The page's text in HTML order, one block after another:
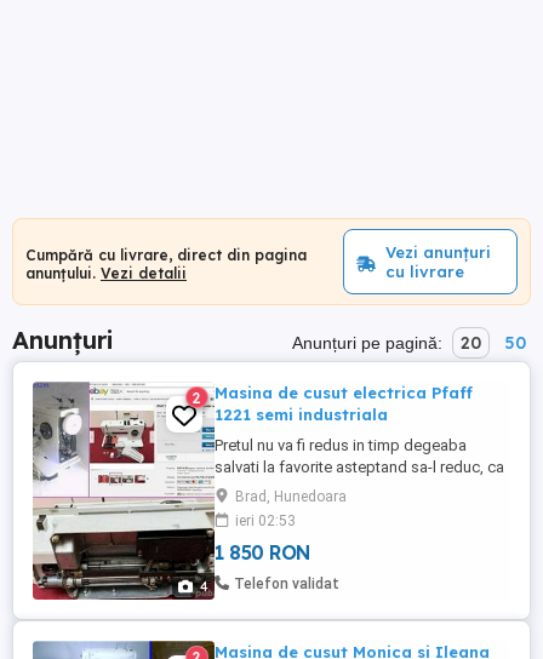
Cumpără cu livrare, direct din pagina
anunțului. Vezi detalii
Vezi anunțuri
cu livrare
Anunțuri Anunțuri pe pagină: 20 50
4
2
Masina de cusut electrica Pfaff
1221 semi industriala
Pretul nu va fi redus in timp degeaba
salvati la favorite asteptand sa-l reduc, ca
practic il urc treptat Doar 1850 lei
negociabil, oricum are valoare mult mai
mare de atat pentru ca NU se mai fabrica
asa ceva Nu o trimit cu ramburs Nu ma
grabesc sa o vand Rog nu mai deranjati si
Brad, Hunedoara
ieri 02:53
1 850 RON
Telefon validat
Masina de cusut Monica si Ileana